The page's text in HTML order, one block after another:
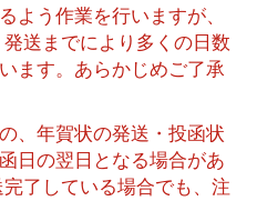
よう作業を行いますが、
送までにより多くの日数
ます。あらかじめご了承
、年賀状の発送・投函状
日の翌日となる場合があ
了している場合でも、注